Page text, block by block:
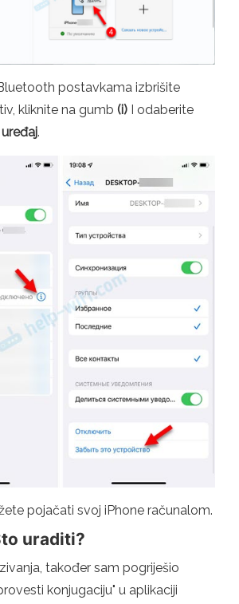
postavkama izbrišite
kliknite na gumb (i) I odaberite
.
pojačati svoj iPhone računalom.
uraditi?
također sam pogriješio
konjugaciju" u aplikaciji